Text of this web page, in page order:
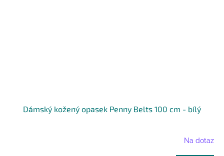
Dámský kožený opasek Penny Belts 100 cm - bílý
Na dotaz